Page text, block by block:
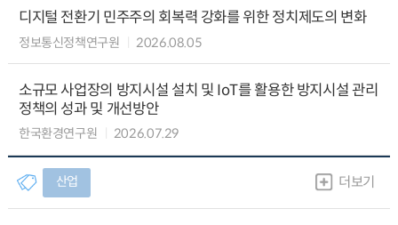
디지털 전환기 민주주의 회복력 강화를 위한 정치제도의 변화
정보통신정책연구원 2026.08.05
소규모 사업장의 방지시설 설치 및 IoT를 활용한 방지시설 관리
정책의 성과 및 개선방안
한국환경연구원 2026.07.29
산업 더보기